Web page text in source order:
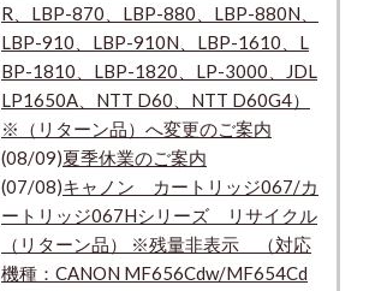
R、LBP-870、LBP-880、LBP-880N、
LBP-910、LBP-910N、LBP-1610、L
BP-1810、LBP-1820、LP-3000、JDL
LP1650A、NTT D60、NTT D60G4）
※（リターン品）へ変更のご案内
(08/09)夏季休業のご案内
(07/08)キャノン カートリッジ067/カ
ートリッジ067Hシリーズ リサイクル
（リターン品） ※残量非表示 （対応
機種：CANON MF656Cdw/MF654Cd